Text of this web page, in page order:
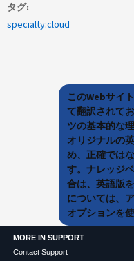
タグ
specialty:cloud
このWebサイ
て翻訳されて
ツの基本的な
オリジナルの
め、正確では
す。ナレッジ
合は、英語版
については、
オプションを
MORE IN SUPPORT
Contact Support